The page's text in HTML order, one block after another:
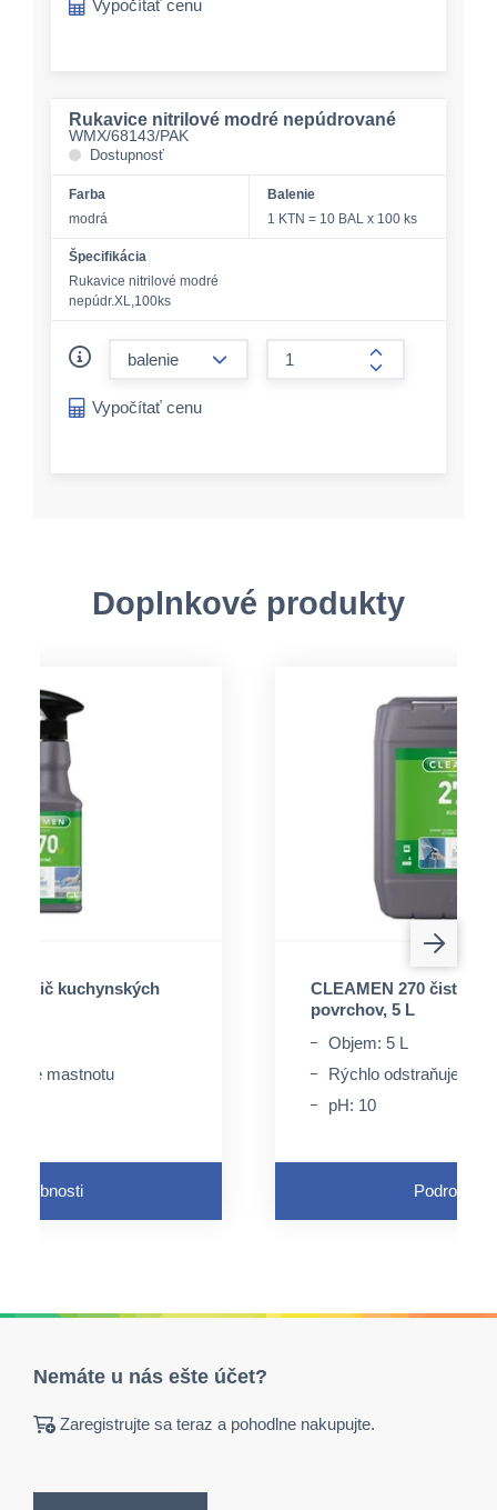
Vypočítať cenu
Rukavice nitrilové modré nepúdrované
WMX/68143/PAK
Dostupnosť
Farba
modrá
Balenie
1 KTN = 10 BAL x 100 ks
Špecifikácia
Rukavice nitrilové modré
nepúdr.XL,100ks
form.increase-
Vypočítať cenu
Doplnkové produkty
čistič kuchynských
mastnotu
CLEAMEN 270 čistič
povrchov, 5 L
Objem: 5 L
Rýchlo odstraňuje
pH: 10
Nemáte u nás ešte účet?
Zaregistrujte sa teraz a pohodlne nakupujte.